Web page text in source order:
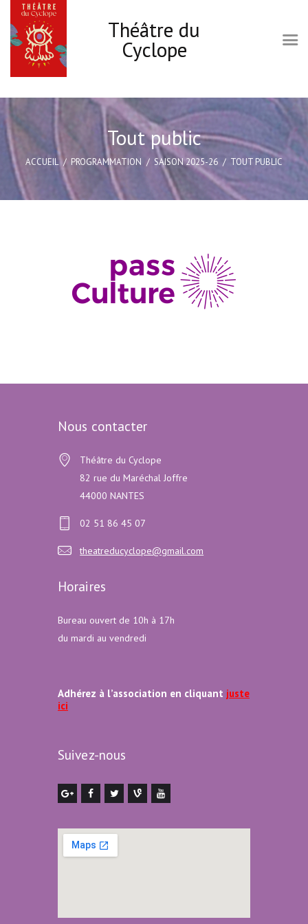
Théâtre du
Cyclope
Tout public
ACCUEIL PROGRAMMATION SAISON 2025-26 TOUT PUBLIC
Accueil
Le Cyclope
Programmation
Infos pratiques
Les ateliers Théâtre
Nous contacter
Théâtre du Cyclope
82 rue du Maréchal Joffre
44000 NANTES
02 51 86 45 07
theatreducyclope@gmail.com
Horaires
Bureau ouvert de 10h à 17h
du mardi au vendredi
Adhérez à l’association en cliquant juste
ici
Suivez-nous